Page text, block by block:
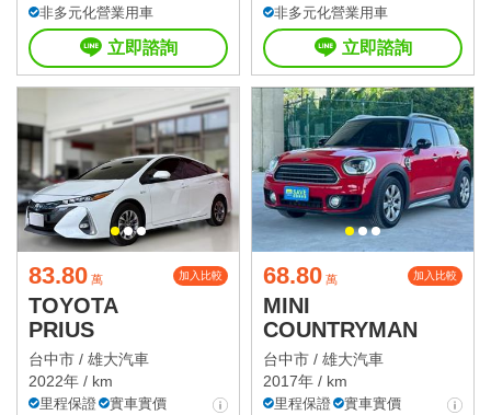
非多元化營業用車
立即諮詢
非多元化營業用車
立即諮詢
83.80 萬 加入比較
TOYOTA
PRIUS
台中市 / 雄大汽車
2022年 / km
里程保證
實車實價
68.80 萬 加入比較
MINI
COUNTRYMAN
台中市 / 雄大汽車
2017年 / km
里程保證
實車實價